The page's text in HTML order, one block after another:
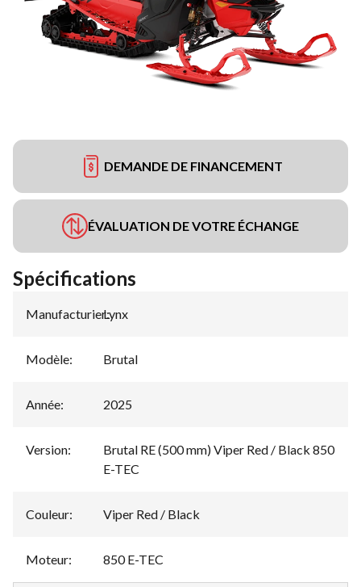
DEMANDE DE FINANCEMENT
ÉVALUATION DE VOTRE ÉCHANGE
Spécifications
Manufacturier:
Lynx
Modèle: Brutal
Année: 2025
Version:
Brutal RE (500 mm) Viper Red / Black 850
E-TEC
Couleur: Viper Red / Black
Moteur: 850 E-TEC